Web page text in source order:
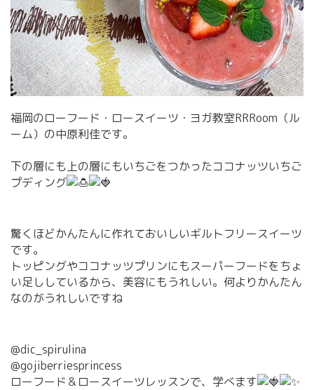
福岡のローフード・ロースイーツ・ヨガ教室RRRoom（ル
ーム）の中原利佳です。
下の層にも上の層にもいちごをつかったココナッツいちご
プディング
驚くほどかんたんに作れておいしいギルトフリースイーツ
です。
トッピングやココナッツプリンにもスーパーフードをちょ
い足ししているから、美容にもうれしい。何よりかんたん
なのがうれしいですね
@dic_spirulina
@gojiberriesprincess
ローフード＆ロースイーツレッスンで、学べます